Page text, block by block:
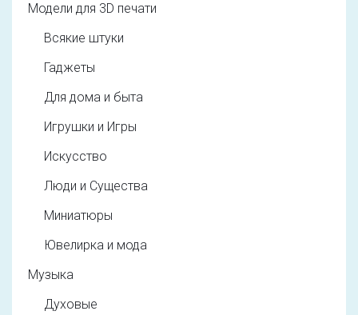
Модели для 3D печати
Всякие штуки
Гаджеты
Для дома и быта
Игрушки и Игры
Искусство
Люди и Существа
Миниатюры
Ювелирка и мода
Музыка
Духовые